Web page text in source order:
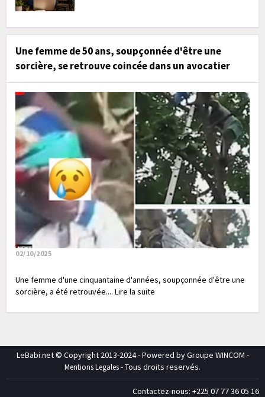
Une femme de 50 ans, soupçonnée d'être une
sorcière, se retrouve coincée dans un avocatier
02/10/2025
Une femme d'une cinquantaine d'années, soupçonnée d'être une
sorcière, a été retrouvée.... Lire la suite
LeBabi.net © Copyright 2013-2024 - Powered by Groupe WINCOM -
Mentions Legales- Tous droits reservés.
Contactez-nous: +225 07 77 36 05 16